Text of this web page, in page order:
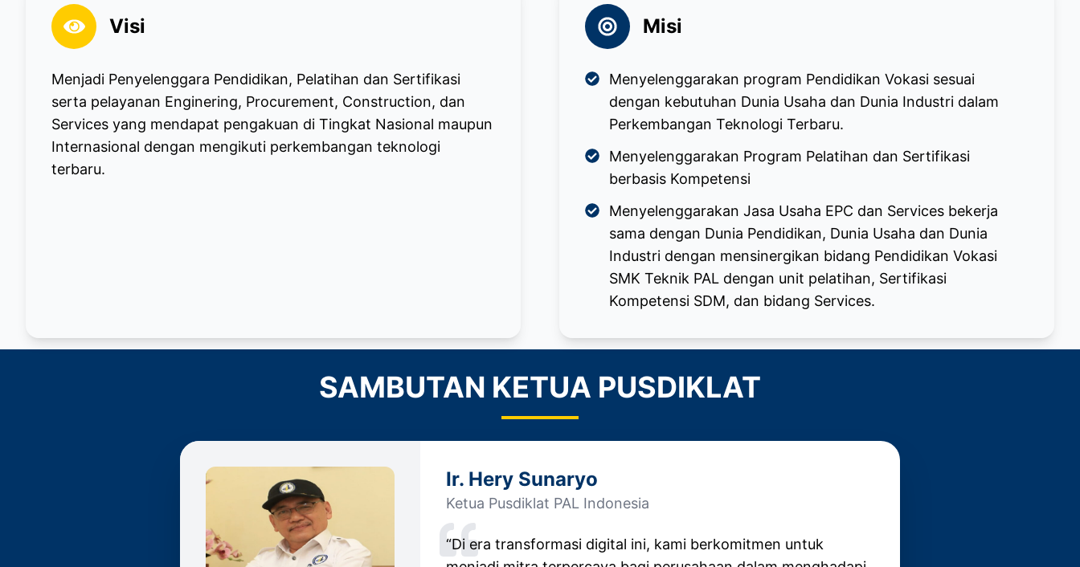
Visi
Menjadi Penyelenggara Pendidikan, Pelatihan dan Sertifikasi
serta pelayanan Enginering, Procurement, Construction, dan
Services yang mendapat pengakuan di Tingkat Nasional maupun
Internasional dengan mengikuti perkembangan teknologi
terbaru.
Misi
Menyelenggarakan program Pendidikan Vokasi sesuai
dengan kebutuhan Dunia Usaha dan Dunia Industri dalam
Perkembangan Teknologi Terbaru.
Menyelenggarakan Program Pelatihan dan Sertifikasi
berbasis Kompetensi
Menyelenggarakan Jasa Usaha EPC dan Services bekerja
sama dengan Dunia Pendidikan, Dunia Usaha dan Dunia
Industri dengan mensinergikan bidang Pendidikan Vokasi
SMK Teknik PAL dengan unit pelatihan, Sertifikasi
Kompetensi SDM, dan bidang Services.
SAMBUTAN KETUA PUSDIKLAT
Ir. Hery Sunaryo
Ketua Pusdiklat PAL Indonesia
“Di era transformasi digital ini, kami berkomitmen untuk